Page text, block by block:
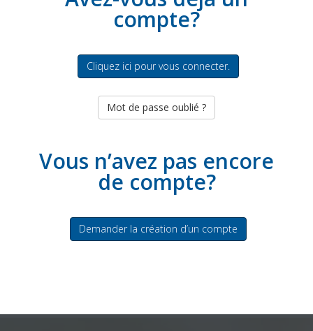
compte?
Cliquez ici pour vous connecter.
Mot de passe oublié ?
Vous n’avez pas encore
de compte?
Demander la création d’un compte